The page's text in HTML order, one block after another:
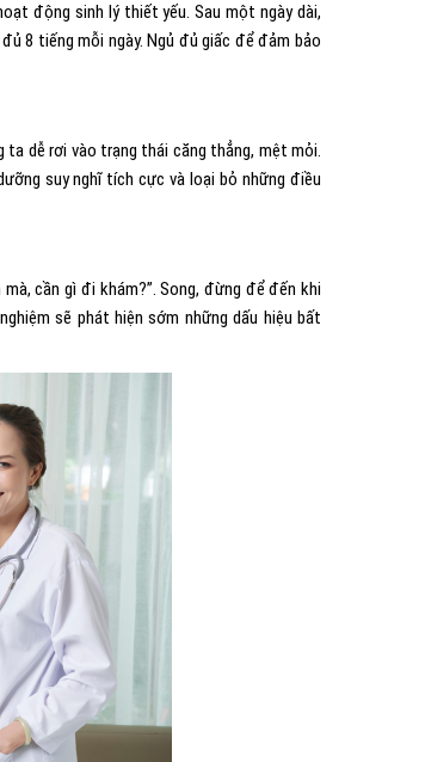
động sinh lý thiết yếu. Sau một ngày dài,
8 tiếng mỗi ngày. Ngủ đủ giấc để đảm bảo
ta dễ rơi vào trạng thái căng thẳng, mệt mỏi.
suy nghĩ tích cực và loại bỏ những điều
cần gì đi khám?”. Song, đừng để đến khi
sẽ phát hiện sớm những dấu hiệu bất